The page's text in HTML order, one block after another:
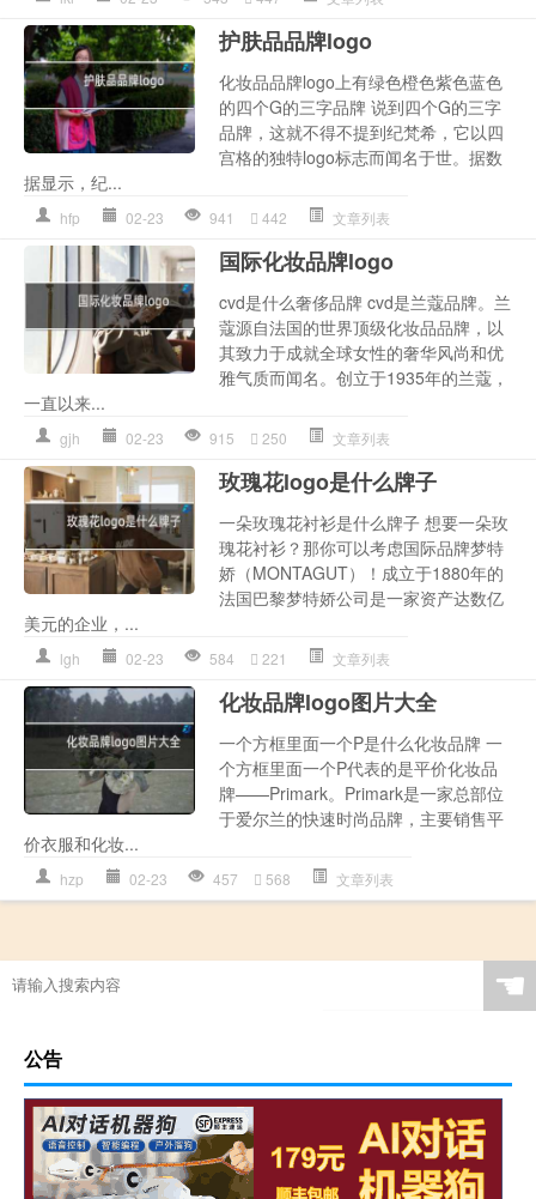
护肤品品牌logo
化妆品品牌logo上有绿色橙色紫色蓝色
的四个G的三字品牌 说到四个G的三字
品牌，这就不得不提到纪梵希，它以四
宫格的独特logo标志而闻名于世。据数
据显示，纪...
hfp 02-23 941 442 文章列表
国际化妆品牌logo
cvd是什么奢侈品牌 cvd是兰蔻品牌。兰
蔻源自法国的世界顶级化妆品品牌，以
其致力于成就全球女性的奢华风尚和优
雅气质而闻名。创立于1935年的兰蔻，
一直以来...
gjh 02-23 915 250 文章列表
玫瑰花logo是什么牌子
一朵玫瑰花衬衫是什么牌子 想要一朵玫
瑰花衬衫？那你可以考虑国际品牌梦特
娇（MONTAGUT）！成立于1880年的
法国巴黎梦特娇公司是一家资产达数亿
美元的企业，...
lgh 02-23 584 221 文章列表
化妆品牌logo图片大全
一个方框里面一个P是什么化妆品牌 一
个方框里面一个P代表的是平价化妆品
牌——Primark。Primark是一家总部位
于爱尔兰的快速时尚品牌，主要销售平
价衣服和化妆...
hzp 02-23 457 568 文章列表
☚
公告